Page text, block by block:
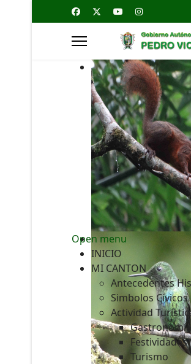
Open menu
INICIO
MI CANTON
Antecedentes
Simbolos Cívicos
Actividad
Gastronomía
Festividades
Turismo